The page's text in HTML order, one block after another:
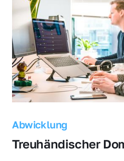
Abwicklung
Treuhändischer